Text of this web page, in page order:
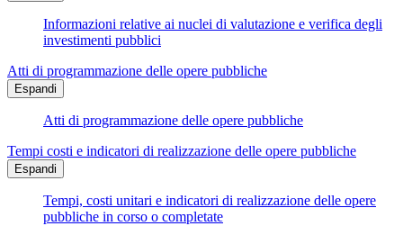
Informazioni relative ai nuclei di valutazione e verifica degli
investimenti pubblici
Atti di programmazione delle opere pubbliche
Espandi
Atti di programmazione delle opere pubbliche
Tempi costi e indicatori di realizzazione delle opere pubbliche
Espandi
Tempi, costi unitari e indicatori di realizzazione delle opere
pubbliche in corso o completate